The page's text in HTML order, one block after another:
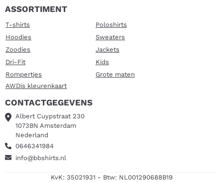
ASSORTIMENT
T-shirts
Poloshirts
Hoodies
Sweaters
Zoodies
Jackets
Dri-Fit
Kids
Rompertjes
Grote maten
AWDis kleurenkaart
CONTACTGEGEVENS
Albert Cuypstraat 230
1073BN Amsterdam
Nederland
0646341984
info@bbshirts.nl
KvK: 35021931 - Btw: NL001290688B19